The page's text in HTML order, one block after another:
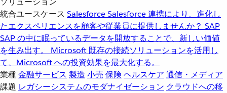
統合ユースケース SalesforceSalesforce 連携により、進化し
たエクスペリエンスを顧客や従業員に提供しませんか？ SAP
SAP の中に眠っているデータを開放することで、新しい価値
を生み出す。
Microsoft 既存の接続ソリューションを活用し
て、Microsoft への投資効果を最大化する。
業種金融サービス 製造 小売 保険 ヘルスケア 通信・メディア
課題 レガシーシステムのモダナイゼーション クラウドへの移